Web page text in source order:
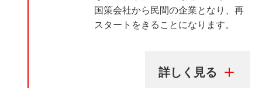
国策会社から民間の企業となり、再
スタートをきることになります。